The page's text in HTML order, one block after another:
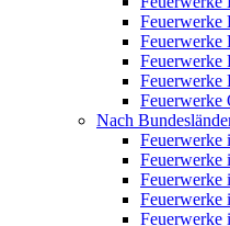
Feuerwerke
Feuerwerke
Feuerwerke
Feuerwerke
Feuerwerke
Nach
Feuerwerke
Feuerwerke
Feuerwerke
Feuerwerke
Feuerwerke